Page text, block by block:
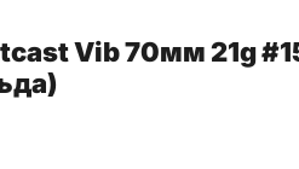
Vib 70мм 21g